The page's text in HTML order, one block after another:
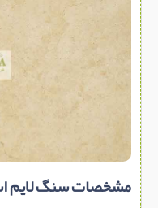
مشخصات سنگ لایم